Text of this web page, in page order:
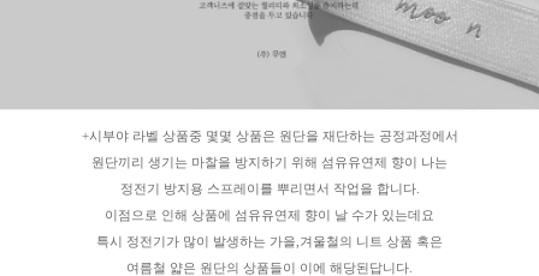
+시부야 라벨 상품중 몇몇 상품은 원단을 재단하는 공정과정에서
원단끼리 생기는 마찰을 방지하기 위해 섬유유연제 향이 나는
정전기 방지용 스프레이를 뿌리면서 작업을 합니다.
이점으로 인해 상품에 섬유유연제 향이 날 수가 있는데요
특시 정전기가 많이 발생하는 가을,겨울철의 니트 상품 혹은
여름철 얇은 원단의 상품들이 이에 해당된답니다.